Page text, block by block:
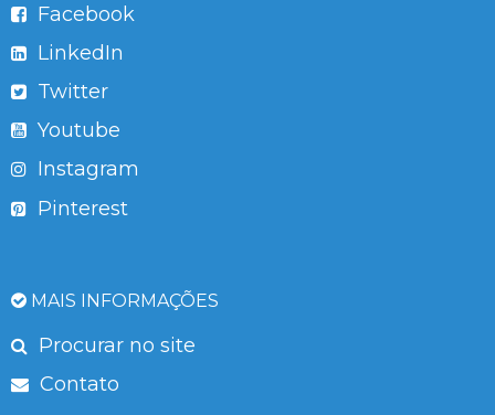
Facebook
LinkedIn
Twitter
Youtube
Instagram
Pinterest
MAIS INFORMAÇÕES
Procurar no site
Contato